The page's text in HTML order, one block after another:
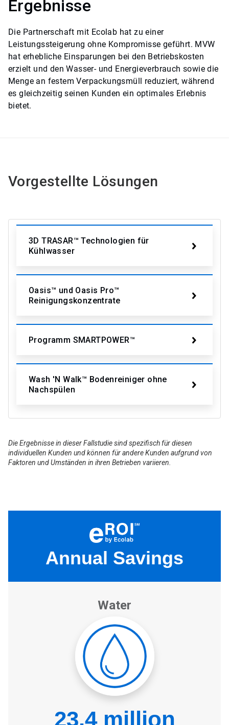
Ergebnisse
Die Partnerschaft mit Ecolab hat zu einer
Leistungssteigerung ohne Kompromisse geführt. MVW
hat erhebliche Einsparungen bei den Betriebskosten
erzielt und den Wasser- und Energieverbrauch sowie die
Menge an festem Verpackungsmüll reduziert, während
es gleichzeitig seinen Kunden ein optimales Erlebnis
bietet.
Vorgestellte Lösungen
3D TRASAR™ Technologien für
Kühlwasser
Oasis™ und Oasis Pro™
Reinigungskonzentrate
Programm SMARTPOWER™
Wash 'N Walk™ Bodenreiniger ohne
Nachspülen
Die Ergebnisse in dieser Fallstudie sind spezifisch für diesen
individuellen Kunden und können für andere Kunden aufgrund von
Faktoren und Umständen in ihren Betrieben variieren.